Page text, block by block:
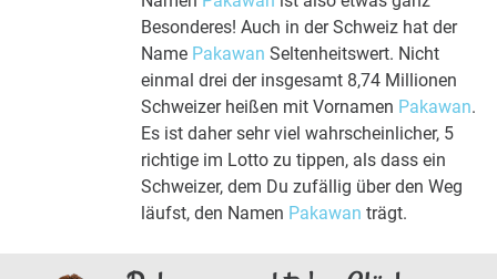
Besonderes! Auch in der Schweiz hat der
Name Pakawan Seltenheitswert. Nicht
einmal drei der insgesamt 8,74 Millionen
Schweizer heißen mit Vornamen Pakawan.
Es ist daher sehr viel wahrscheinlicher, 5
richtige im Lotto zu tippen, als dass ein
Schweizer, dem Du zufällig über den Weg
läufst, den Namen Pakawan trägt.